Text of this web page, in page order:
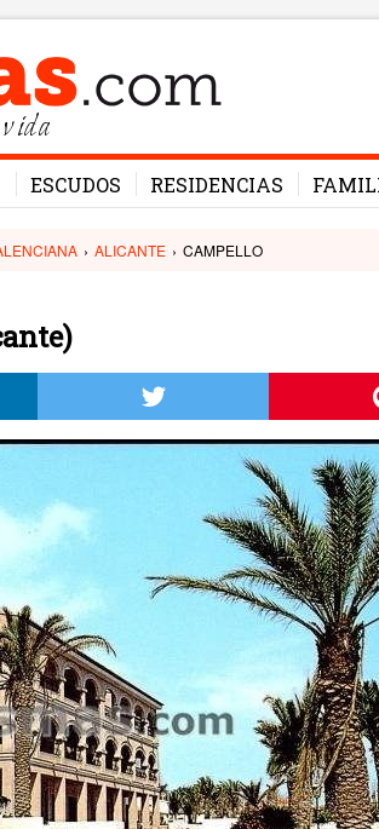
ESCUDOS RESIDENCIAS
› ALICANTE › CAMPELLO